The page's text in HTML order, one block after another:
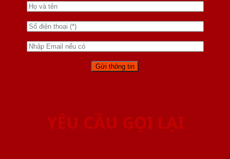
YÊU CẦU GỌI LẠI